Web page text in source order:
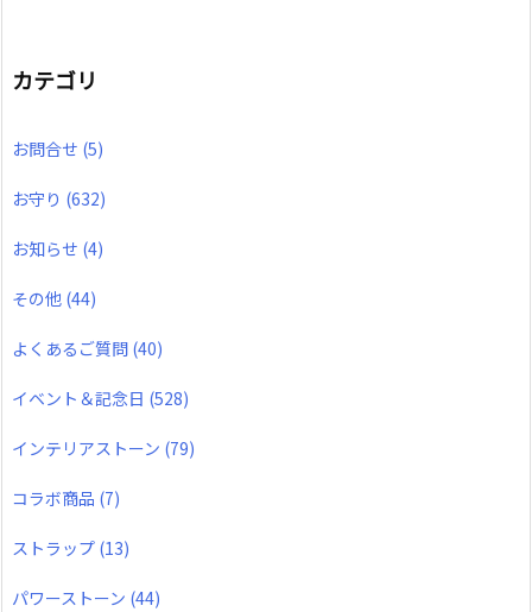
カテゴリ
お問合せ (5)
お守り (632)
お知らせ (4)
その他 (44)
よくあるご質問 (40)
イベント＆記念日 (528)
インテリアストーン (79)
コラボ商品 (7)
ストラップ (13)
パワーストーン (44)